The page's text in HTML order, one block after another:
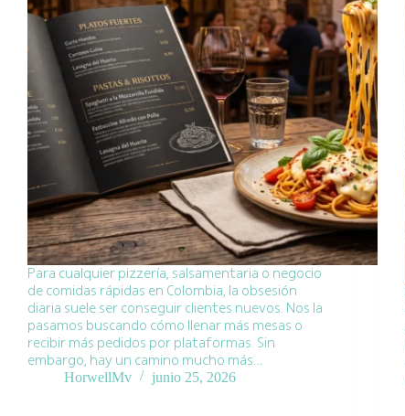
Para cualquier pizzería, salsamentaria o negocio
de comidas rápidas en Colombia, la obsesión
diaria suele ser conseguir clientes nuevos. Nos la
pasamos buscando cómo llenar más mesas o
recibir más pedidos por plataformas. Sin
embargo, hay un camino mucho más…
HorwellMv junio 25, 2026